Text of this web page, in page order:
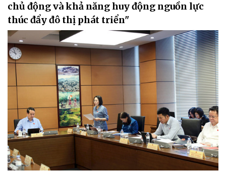
chủ động và khả năng huy động nguồn lực
thúc đẩy đô thị phát triển"